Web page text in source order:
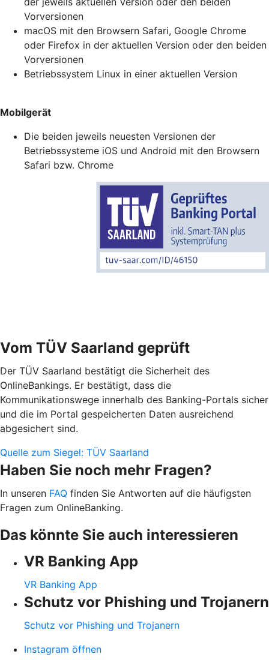
Vorversionen
macOS mit den Browsern Safari, Google Chrome
oder Firefox in der aktuellen Version oder den beiden
Vorversionen
Betriebssystem Linux in einer aktuellen Version
Mobilgerät
Die beiden jeweils neuesten Versionen der
Betriebssysteme iOS und Android mit den Browsern
Safari bzw. Chrome
Vom TÜV Saarland geprüft
Der TÜV Saarland bestätigt die Sicherheit des
OnlineBankings. Er bestätigt, dass die
Kommunikationswege innerhalb des Banking-Portals sicher
und die im Portal gespeicherten Daten ausreichend
abgesichert sind.
Quelle zum Siegel: TÜV Saarland
Haben Sie noch mehr Fragen?
In unseren FAQ finden Sie Antworten auf die häufigsten
Fragen zum OnlineBanking.
Das könnte Sie auch interessieren
VR Banking App
VR Banking App
Schutz vor Phishing und Trojanern
Schutz vor Phishing und Trojanern
Instagram öffnen